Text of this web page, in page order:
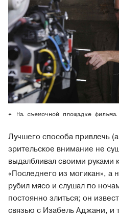
На съемочной площадке фильма
Лучшего способа привлечь
зрительское внимание не
выдалбливал своими руками
«Последнего из могикан», а
рубил мясо и слушал по
постоянно злиться; он
связью с Изабель Аджани, и